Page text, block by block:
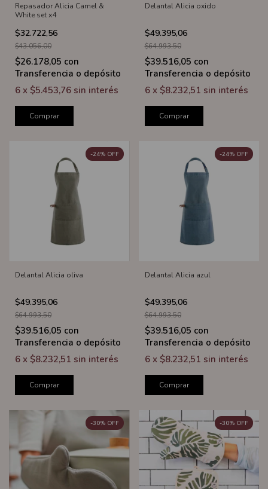
Repasador Alicia Camel &
White set x4
$32.722,56
$43.056,00
$26.178,05 con
Transferencia o depósito
6 x $5.453,76 sin interés
Comprar
Delantal Alicia oxido
$49.395,06
$64.993,50
$39.516,05 con
Transferencia o depósito
6 x $8.232,51 sin interés
Comprar
Delantal Alicia oliva
$49.395,06
-24% OFF
$64.993,50
$39.516,05 con
Transferencia o depósito
6 x $8.232,51 sin interés
Comprar
Delantal Alicia azul
$49.395,06
-24% OFF
$64.993,50
$39.516,05 con
Transferencia o depósito
6 x $8.232,51 sin interés
Comprar
-30% OFF -30% OFF